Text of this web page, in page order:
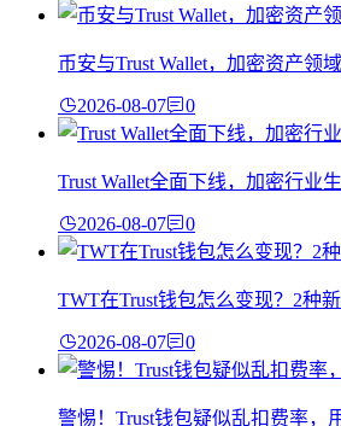
币安与Trust Wallet，加密资产领
2026-08-07 0
Trust Wallet全面下线，加密行业
2026-08-07 0
TWT在Trust钱包怎么变现？2种
2026-08-07 0
警惕！Trust钱包疑似乱扣费率，